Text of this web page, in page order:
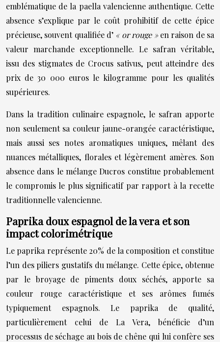
emblématique de la paella valencienne authentique. Cette
absence s’explique par le coût prohibitif de cette épice
précieuse, souvent qualifiée d’ « or rouge »en raison de sa
valeur marchande exceptionnelle. Le safran véritable,
issu des stigmates de Crocus sativus, peut atteindre des
prix de 30 000 euros le kilogramme pour les qualités
supérieures.
Dans la tradition culinaire espagnole, le safran apporte
non seulement sa couleur jaune-orangée caractéristique,
mais aussi ses notes aromatiques uniques, mêlant des
nuances métalliques, florales et légèrement amères. Son
absence dans le mélange Ducros constitue probablement
le compromis le plus significatif par rapport à la recette
traditionnelle valencienne.
Paprika doux espagnol de la vera et son
impact colorimétrique
Le paprika représente 20% de la composition et constitue
l’un des piliers gustatifs du mélange. Cette épice, obtenue
par le broyage de piments doux séchés, apporte sa
couleur rouge caractéristique et ses arômes fumés
typiquement espagnols. Le paprika de qualité,
particulièrement celui de La Vera, bénéficie d’un
processus de séchage au bois de chêne qui lui confère ses